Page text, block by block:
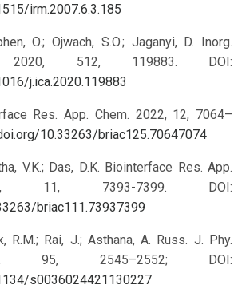
irm.2007.6.3.185
O.; Ojwach, S.O.; Jaganyi, D. Inorg.
2020, 512, 119883. DOI:
j.ica.2020.119883
Res. App. Chem. 2022, 12, 7064–
10.33263/briac125.70647074
V.K.; Das, D.K. Biointerface Res. App.
11, 7393-7399. DOI:
briac111.73937399
R.M.; Rai, J.; Asthana, A. Russ. J. Phy.
95, 2545–2552; DOI:
s0036024421130227